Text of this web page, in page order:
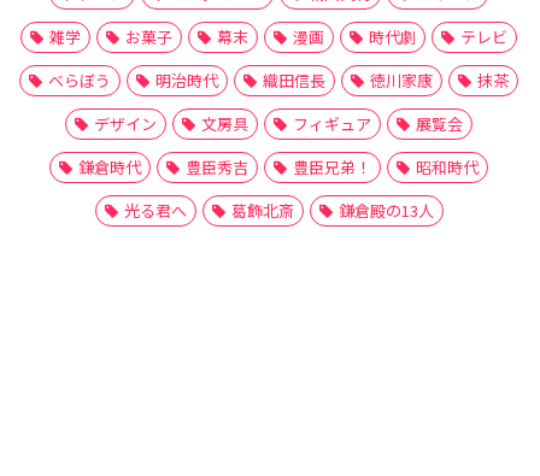
雑学
お菓子 幕末 漫画 時代劇
テレビ
べらぼう
明治時代 織田信長 徳川家康
抹茶
デザイン
文房具 フィギュア
展覧会
鎌倉時代
豊臣秀吉 豊臣兄弟！
昭和時代
光る君へ
葛飾北斎 鎌倉殿の13人